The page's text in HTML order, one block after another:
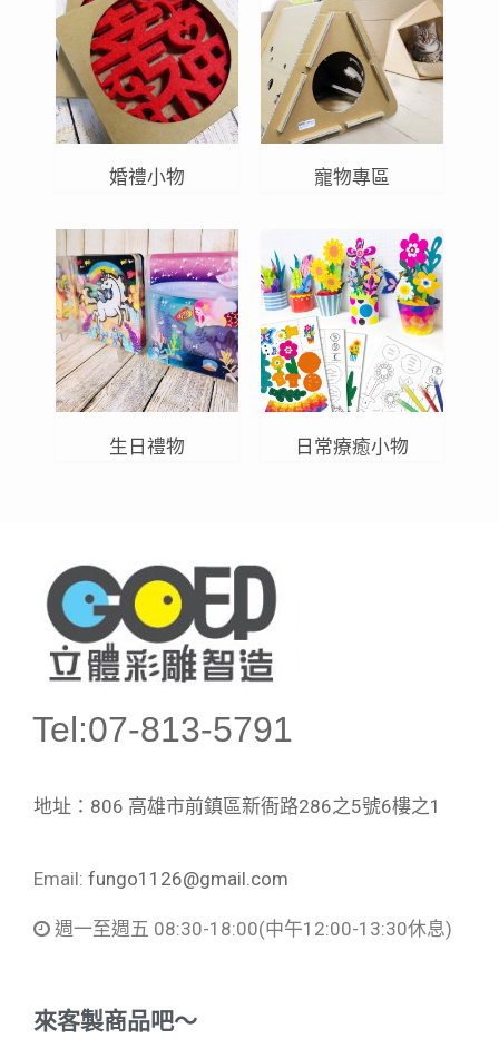
婚禮小物 寵物專區
生日禮物 日常療癒小物
Tel:07-813-5791
地址：806 高雄市前鎮區新衙路286之5號6樓之1
Email: fungo1126@gmail.com
週一至週五 08:30-18:00(中午12:00-13:30休息)
來客製商品吧～